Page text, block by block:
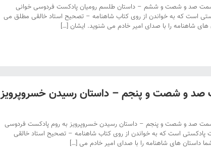
صد و شصت و ششم – داستان طلسم رومیان پادکست فردوسی خوانی
است که به خواندن از روی کتاب شاهنامه – تصحیح استاد خالقی مطلق می
های شاهنامه را با صدای امیر خادم می شنوید. ایشان […]
و شصت و پنجم – داستان رسیدن خسروپرویز
صد و شصت و پنجم – داستان رسیدن خسروپرویز به روم پادکست فردوسی
پادکستی است که به خواندن از روی کتاب شاهنامه – تصحیح استاد خالقی
داستان های شاهنامه را با صدای امیر خادم می […]